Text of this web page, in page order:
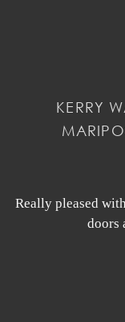
KERRY
Really pleased
doors